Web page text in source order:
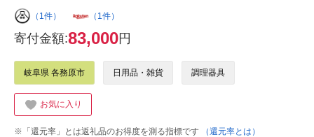
（1件） （1件）
寄付金額:83,000円
岐阜県 各務原市 日用品・雑貨 調理器具
お気に入り
※「還元率」とは返礼品のお得度を測る指標です
（還元率とは）